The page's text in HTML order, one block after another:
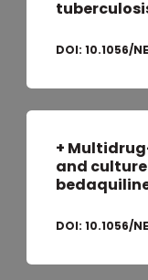
DOI:10.1056/
+
and
DOI:10.1056/